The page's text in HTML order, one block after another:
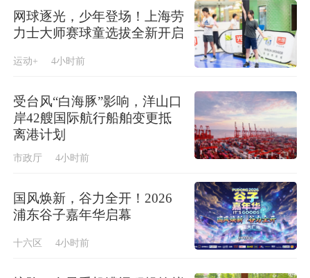
网球逐光，少年登场！上海劳
力士大师赛球童选拔全新开启
运动+ 4小时前
受台风“白海豚”影响，洋山口
岸42艘国际航行船舶变更抵
离港计划
市政厅 4小时前
国风焕新，谷力全开！2026
浦东谷子嘉年华启幕
十六区 4小时前